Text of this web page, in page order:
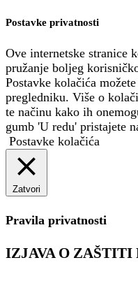
Postavke privatnosti
Ove internetske stranice
pružanje boljeg
Postavke kolačića
pregledniku. Više o
te načinu kako ih
gumb 'U redu' pristajete
Postavke kolačića
Zatvori
Pravila privatnosti
IZJAVA O ZAŠTITI